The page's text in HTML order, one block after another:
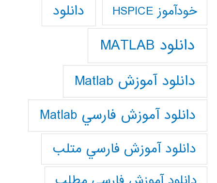
خودآموز HSPICE دانلود
دانلود MATLAB
دانلود آموزش Matlab
دانلود آموزش فارسي Matlab
دانلود آموزش فارسي متلب